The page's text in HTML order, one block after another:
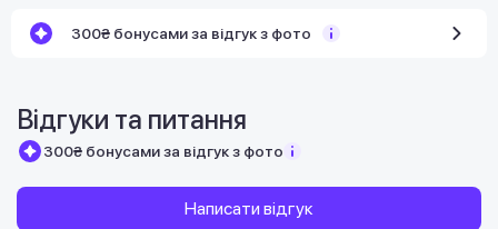
300₴ бонусами за відгук з фото
Відгуки та питання
300₴ бонусами за відгук з фото
Написати відгук